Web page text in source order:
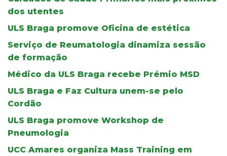
dos utentes
ULS Braga promove Oficina de estética
Serviço de Reumatologia dinamiza sessão
de formação
Médico da ULS Braga recebe Prémio MSD
ULS Braga e Faz Cultura unem-se pelo
Cordão
ULS Braga promove Workshop de
Pneumologia
UCC Amares organiza Mass Training em